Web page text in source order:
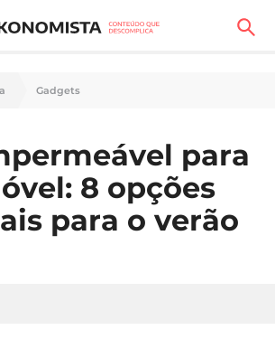
Pessoais
Gadgets
para
8 opções
para o verão